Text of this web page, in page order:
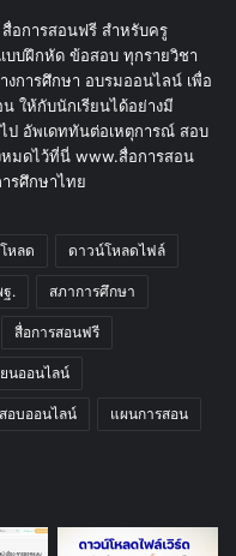
อการสอนฟรี สำหรับครู
บบฝึกหัด ข้อสอบ ทุกรายวิชา
งการศึกษา อบรมออนไลน์ เพื่อ
ให้กับนักเรียนได้อย่างมี
ป อัพเดททันต่อเหตุการณ์ สอบ
มดไว้ที่นี่ www.สื่อการสอน
รศึกษาไทย
หลด ดาวน์โหลดไฟล์
. สภาการศึกษา
สื่อการสอนฟรี
ยนออนไลน์
อบออนไลน์ แผนการสอน